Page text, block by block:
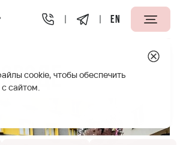
EN
Петербург Лето в городе
cookie, чтобы обеспечить
сайтом.